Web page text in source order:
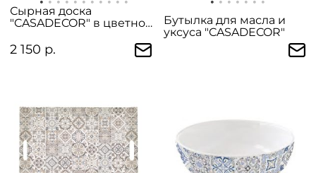
Сырная доска
"CASADECOR" в цветной
2 150 р.
Бутылка для масла и
уксуса "CASADECOR"